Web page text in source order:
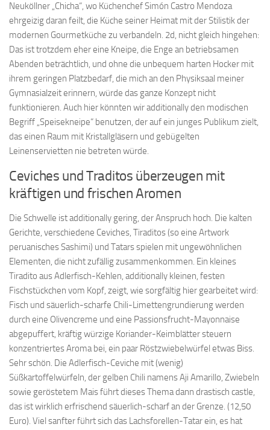
Neuköllner „Chicha“, wo Küchenchef Simón Castro Mendoza
ehrgeizig daran feilt, die Küche seiner Heimat mit der Stilistik der
modernen Gourmetküche zu verbandeln. 2d, nicht gleich hingehen:
Das ist trotzdem eher eine Kneipe, die Enge an betriebsamen
Abenden beträchtlich, und ohne die unbequem harten Hocker mit
ihrem geringen Platzbedarf, die mich an den Physiksaal meiner
Gymnasialzeit erinnern, würde das ganze Konzept nicht
funktionieren. Auch hier könnten wir additionally den modischen
Begriff „Speisekneipe“ benutzen, der auf ein junges Publikum zielt,
das einen Raum mit Kristallgläsern und gebügelten
Leinenservietten nie betreten würde.
Ceviches und Traditos überzeugen mit
kräftigen und frischen Aromen
Die Schwelle ist additionally gering, der Anspruch hoch. Die kalten
Gerichte, verschiedene Ceviches, Tiraditos (so eine Artwork
peruanisches Sashimi) und Tatars spielen mit ungewöhnlichen
Elementen, die nicht zufällig zusammenkommen. Ein kleines
Tiradito aus Adlerfisch-Kehlen, additionally kleinen, festen
Fischstückchen vom Kopf, zeigt, wie sorgfältig hier gearbeitet wird:
Fisch und säuerlich-scharfe Chili-Limettengrundierung werden
durch eine Olivencreme und eine Passionsfrucht-Mayonnaise
abgepuffert, kräftig würzige Koriander-Keimblätter steuern
konzentriertes Aroma bei, ein paar Röstzwiebelwürfel etwas Biss.
Sehr schön. Die Adlerfisch-Ceviche mit (wenig)
Süßkartoffelwürfeln, der gelben Chili namens Aji Amarillo, Zwiebeln
sowie geröstetem Mais führt dieses Thema dann drastisch castle,
das ist wirklich erfrischend säuerlich-scharf an der Grenze. (12,50
Euro). Viel sanfter führt sich das Lachsforellen-Tatar ein, es hat